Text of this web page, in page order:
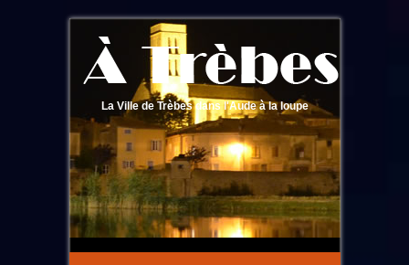
La Ville de Trèbes dans l'Aude à la loupe